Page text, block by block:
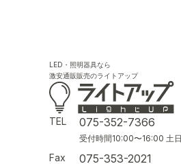
LED・照明器具なら
激安通販販売のライトアップ
TEL 075-352-7366
受付時間10:00〜16:00 土
Fax 075-353-2021